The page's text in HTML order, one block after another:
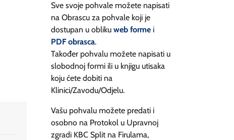
Sve svoje pohvale možete napisati
na Obrascu za pohvale koji je
dostupan u obliku web forme i
PDF obrasca.
Također pohvalu možete napisati u
slobodnoj formi ili u knjigu utisaka
koju ćete dobiti na
Klinici/Zavodu/Odjelu.
Vašu pohvalu možete predati i
osobno na Protokol u Upravnoj
zgradi KBC Split na Firulama,